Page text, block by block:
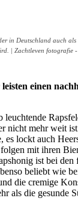
in Deutschland auch
| Zachtleven fotografie
einen
leuchtende
nicht mehr weit
es lockt auch
mit ihren
ist bei den
beliebt wie
die cremige
als die gesunde